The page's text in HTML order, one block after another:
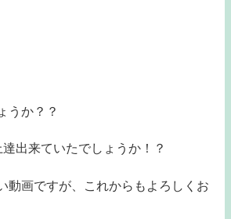
うか？？
出来ていたでしょうか！？
動画ですが、これからもよろしくお